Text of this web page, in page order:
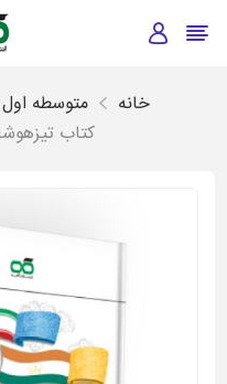
خانه متوسطه اول
کتاب